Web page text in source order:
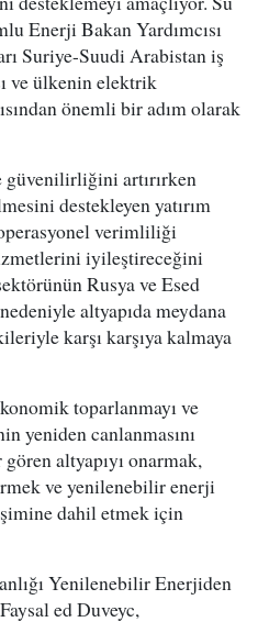
Enerji Bakan Yardımcısı
Suriye-Suudi Arabistan iş
ve ülkenin elektrik
önemli bir adım olarak
artırırken
destekleyen yatırım
verimliliği
iyileştireceğini
Rusya ve Esed
altyapıda meydana
karşı karşıya kalmaya
toparlanmayı ve
yeniden canlanmasını
altyapıyı onarmak,
ve yenilenebilir enerji
dahil etmek için
Yenilenebilir Enerjiden
ed Duveyc,